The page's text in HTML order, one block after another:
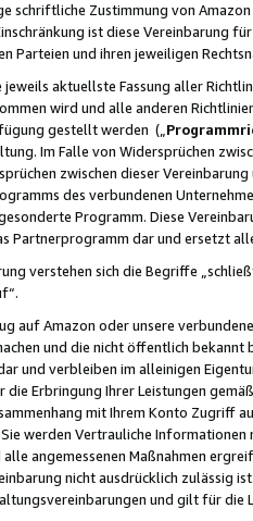
schriftliche Zustimmung von
ist diese Vereinbarung
Parteien und ihren jeweiligen
aktuellste Fassung aller
wird und alle anderen
gestellt werden („
Im Falle von Widersprüchen
zwischen dieser
des verbundenen
Programm. Diese
Partnerprogramm dar und ersetzt
verstehen sich die Begriffe
auf Amazon oder unsere
und die nicht öffentlich
und verbleiben im alleinigen
die Erbringung Ihrer Leistungen
mit Ihrem Konto
werden Vertrauliche
angemessenen Maßnahmen
nicht ausdrücklich zulässig
und gilt für die